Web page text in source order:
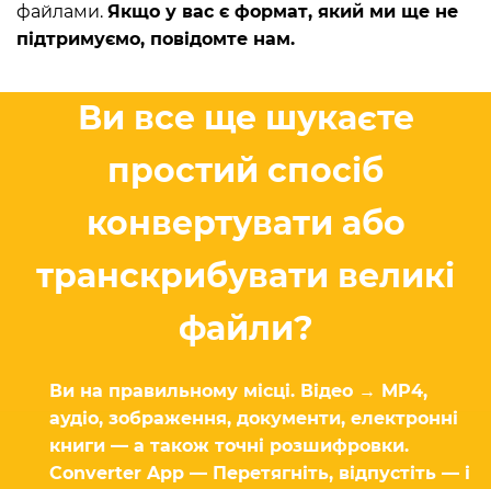
файлами. Якщо у вас є формат, який ми ще не
підтримуємо, повідомте нам.
Ви все ще шукаєте
простий спосіб
конвертувати або
транскрибувати великі
файли?
Ви на правильному місці. Відео → MP4,
аудіо, зображення, документи, електронні
книги — а також точні розшифровки.
Converter App — Перетягніть, відпустіть — і